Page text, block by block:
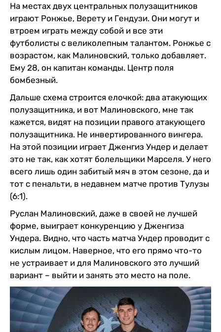
На местах двух центральных полузащитников
играют Ронжье, Верету и Гендузи. Они могут и
втроем играть между собой и все эти
футболисты с великолепным талантом. Ронжье с
возрастом, как Малиновский, только добавляет.
Ему 28, он капитан команды. Центр поля
бомбезный.
Дальше схема строится елочкой: два атакующих
полузащитника, и вот Малиновского, мне так
кажется, видят на позиции правого атакующего
полузащитника. Не инвертированного вингера.
На этой позиции играет Дженгиз Ундер и делает
это не так, как хотят болельщики Марселя. У него
всего лишь один забитый мяч в этом сезоне, да и
тот с пенальти, в недавнем матче против Тулузы
(6:1).
Руслан Малиновский, даже в своей не лучшей
форме, выиграет конкуренцию у Дженгиза
Ундера. Видно, что часть матча Ундер проводит с
кислым лицом. Наверное, что его прямо что-то
не устраивает и для Малиновского это лучший
вариант – выйти и занять это место на поле.